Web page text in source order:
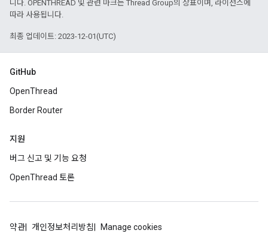
니다. OPENTHREAD 및 관련 마크는 Thread Group의 상표이며, 라이선스에
따라 사용됩니다.
최종 업데이트: 2023-12-01(UTC)
GitHub
OpenThread
Border Router
지원
버그 신고 및 기능 요청
OpenThread 토론
약관 개인정보처리방침 Manage cookies